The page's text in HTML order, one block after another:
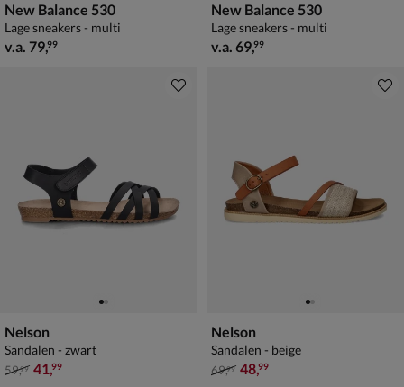
New Balance 530
Lage sneakers - multi
vanaf € 79,99
v.a. 79,99
New Balance 530
Lage sneakers - multi
vanaf € 69,99
v.a. 69,99
Nelson
Sandalen - zwart
van € 59,99 voor € 41,99
59,99 41,99
Nelson
Sandalen - beige
van € 69,99 voor € 48,99
69,99 48,99